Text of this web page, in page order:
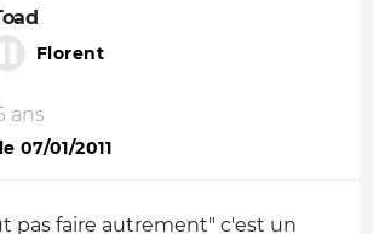
Florent
ans
07/01/2011
pas faire autrement" c'est un